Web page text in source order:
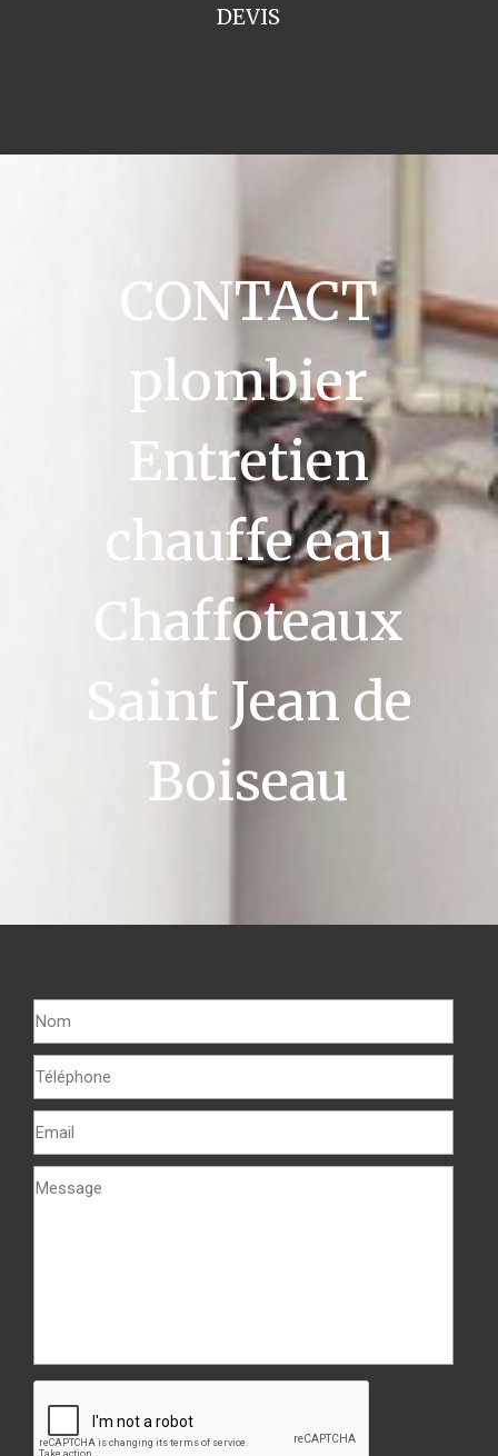
DEVIS
CONTACT
plombier
Entretien
chauffe eau
Chaffoteaux
Saint Jean de
Boiseau